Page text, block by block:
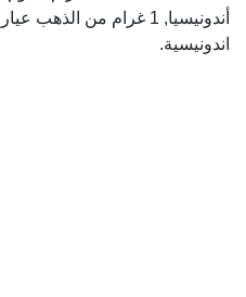
اندونيسية.